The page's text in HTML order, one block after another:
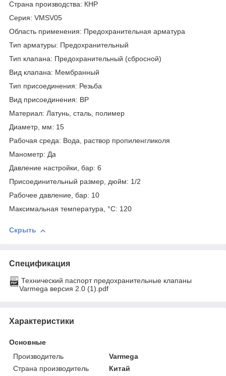
Страна производства: КНР
Серия: VMSV05
Область применения: Предохранительная арматура
Тип арматуры: Предохранительный
Тип клапана: Предохранительный (сбросной)
Вид клапана: Мембранный
Тип присоединения: Резьба
Вид присоединения: ВР
Материал: Латунь, сталь, полимер
Диаметр, мм: 15
Рабочая среда: Вода, раствор пропиленгликоля
Манометр: Да
Давление настройки, бар: 6
Присоединительный размер, дюйм: 1/2
Рабочее давление, бар: 10
Максимальная температура, °С: 120
Скрыть
Спецификация
Технический паспорт предохранительные клапаны
Varmega версия 2.0 (1).pdf
Характеристики
Основные
Производитель
Varmega
Страна производитель
Китай